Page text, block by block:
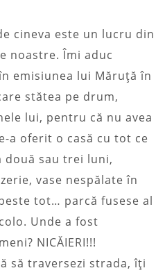
cineva este un lucru din
noastre. Îmi aduc
emisiunea lui Măruţă în
stătea pe drum,
lui, pentru că nu avea
a oferit o casă cu tot ce
două sau trei luni,
vase nespălate în
tot… parcă fusese al
Unde a fost
NICĂIERI!!!
să traversezi strada, îţi